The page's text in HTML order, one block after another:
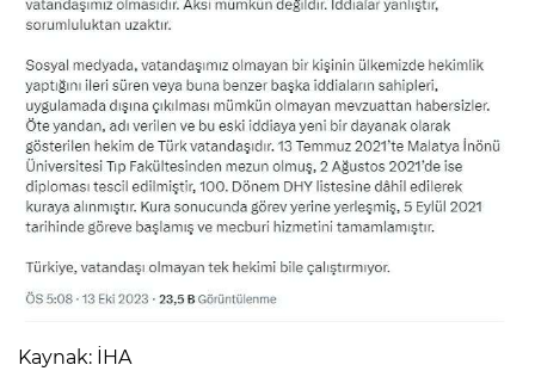
Kaynak: İHA